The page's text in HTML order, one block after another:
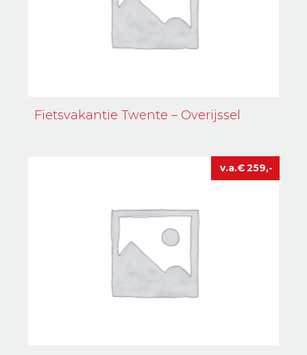
Fietsvakantie Twente – Overijssel
€259